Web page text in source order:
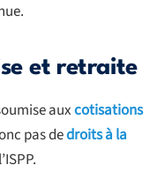
et retraite
auxcotisations
pas dedroits à la